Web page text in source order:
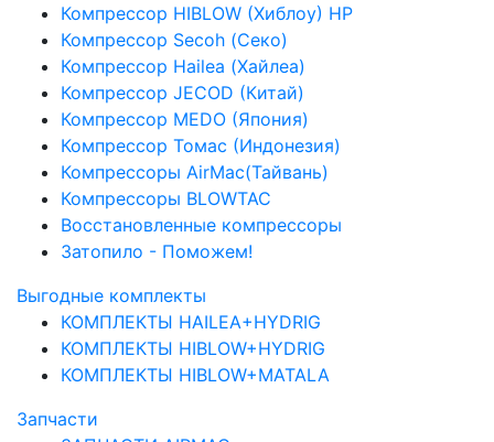
Компрессор HIBLOW (Хиблоу) HP
Компрессор Secoh (Секо)
Компрессор Hailea (Хайлеа)
Компрессор JECOD (Китай)
Компрессор MEDO (Япония)
Компрессор Томас (Индонезия)
Компрессоры AirMac(Тайвань)
Компрессоры BLOWTAC
Восстановленные компрессоры
Затопило - Поможем!
Выгодные комплекты
КОМПЛЕКТЫ HAILEA+HYDRIG
КОМПЛЕКТЫ HIBLOW+HYDRIG
КОМПЛЕКТЫ HIBLOW+MATALA
Запчасти